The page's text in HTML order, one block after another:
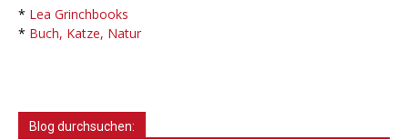
* Lea Grinchbooks
* Buch, Katze, Natur
Blog durchsuchen: